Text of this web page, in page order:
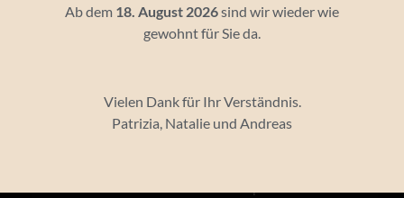
Ministrant*innenpastoral (damp)
St. Karliquai 12
041 410 46 38
Ab dem 18. August 2026sind wir wieder wie
gewohnt für Sie da.
Vielen Dank für Ihr Verständnis.
Patrizia, Natalie und Andreas